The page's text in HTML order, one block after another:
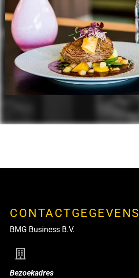
CONTACTGEGEVENS
BMG Business B.V.
Bezoekadres